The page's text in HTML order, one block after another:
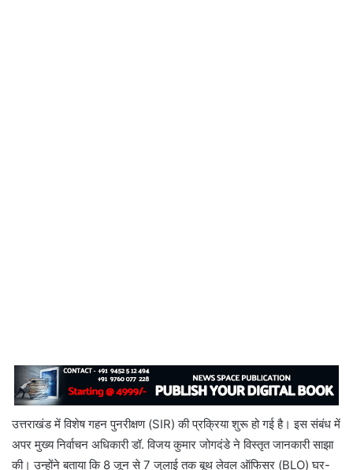
उत्तराखंड में विशेष गहन पुनरीक्षण (SIR) की प्रक्रिया शुरू हो गई है। इस संबंध में
अपर मुख्य निर्वाचन अधिकारी डॉ. विजय कुमार जोगदंडे ने विस्तृत जानकारी साझा
की। उन्होंने बताया कि 8 जून से 7 जुलाई तक बूथ लेवल ऑफिसर (BLO) घर-